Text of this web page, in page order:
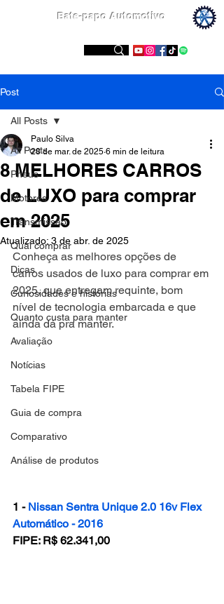
Bate-papo Automotivo
Post
All Posts
Pneus
Motores
Transmissão
Qual comprar
Dicas
Curiosidades e histórias
Quanto custa para manter
Avaliação
Notícias
Tabela FIPE
Guia de compra
Comparativo
Análise de produtos
All Posts
8 MELHORES CARROS
de LUXO para comprar
em 2025
Paulo Silva
28 de mar. de 2025 6 min de leitura
Atualizado: 3 de abr. de 2025
Conheça as melhores opções de
carros usados de luxo para comprar em
2025, que entregam requinte, bom
nível de tecnologia embarcada e que
ainda dá pra manter.
1 - Nissan Sentra Unique 2.0 16v Flex
Automático - 2016
FIPE: R$ 62.341,00